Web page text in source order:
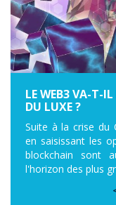
LE WEB3 VA-T-
DU LUXE ?
Suite à la crise du
en saisissant les
blockchain sont
l'horizon des plus